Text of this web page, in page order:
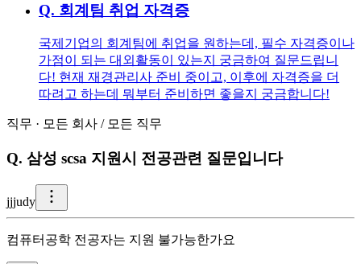
Q. 회계팀 취업 자격증
국제기업의 회계팀에 취업을 원하는데, 필수 자격증이나
가점이 되는 대외활동이 있는지 궁금하여 질문드립니
다! 현재 재경관리사 준비 중이고, 이후에 자격증을 더
따려고 하는데 뭐부터 준비하면 좋을지 궁금합니다!
직무 · 모든 회사 / 모든 직무
Q. 삼성 scsa 지원시 전공관련 질문입니다
jjjudy
컴퓨터공학 전공자는 지원 불가능한가요